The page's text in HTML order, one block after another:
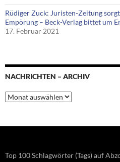
Rüdiger Zuck: Juristen-Zeitung
Empörung – Beck-Verlag bittet um
17. Februar 2021
NACHRICHTEN – ARCHIV
Nachrichten
–
Top 100 Schlagwörter (Tags) auf